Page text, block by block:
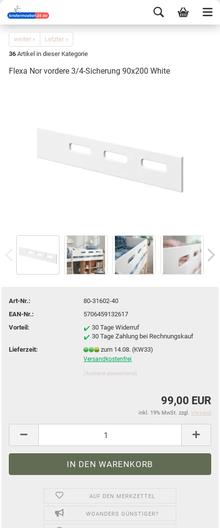
weiter »
Letzter »
36 Artikel in dieser Kategorie
Flexa Nor vordere 3/4-Sicherung 90x200 White
Art-Nr.:
80-31602-40
EAN-Nr.:
5706459132617
Vorteil:
30 Tage Widerruf
30 Tage Zahlung bei Rechnungskauf
Lieferzeit:
zum 14.08. (KW33)
Versandkostenfrei
(Ausland abweichend)
99,00 EUR
inkl. 19% MwSt. zzgl. Versand
AUF DEN MERKZETTEL
WOANDERS GÜNSTIGER?